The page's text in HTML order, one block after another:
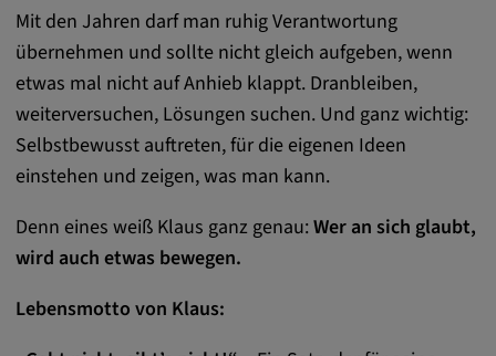
Mit den Jahren darf man ruhig Verantwortung
übernehmen und sollte nicht gleich aufgeben, wenn
etwas mal nicht auf Anhieb klappt. Dranbleiben,
weiterversuchen, Lösungen suchen. Und ganz wichtig:
Selbstbewusst auftreten, für die eigenen Ideen
einstehen und zeigen, was man kann.
Denn eines weiß Klaus ganz genau:Wer an sich glaubt,
wird auch etwas bewegen.
Lebensmotto von Klaus:
Name:
_pk_id.*, _pk_ses.*
Anbieter:
Google LLC
Zweck:
Diese Cookies werden genutzt, um das
festzuhalten.
13 Monate, 30 Minuten